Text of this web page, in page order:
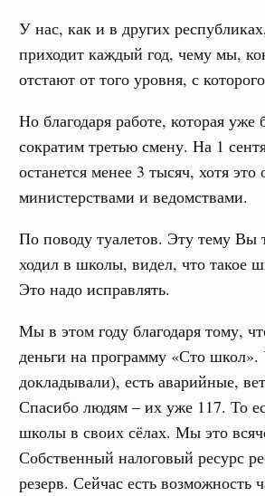
У нас, как и в других
приходит каждый год, чему мы,
отстают от того уровня, с
Но благодаря работе, которая
сократим третью смену. На 1
останется менее 3 тысяч, хотя
министерствами и ведомствами.
По поводу туалетов. Эту тему
ходил в школы, видел, что такое
Это надо исправлять.
Мы в этом году благодаря тому,
деньги на программу «Сто
докладывали), есть аварийные,
Спасибо людям – их уже 117. То
школы в своих сёлах. Мы это
Собственный налоговый ресурс
резерв. Сейчас есть возможность
провёл рабочую
недропользования и
и въездной туризм
Порядка 110
в 35 регионах
и технологий
и гуманитарные
принял участие в
форума и